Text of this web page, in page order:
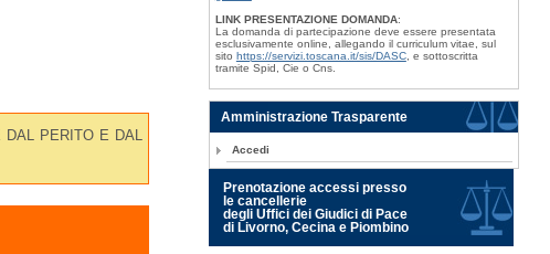
DAL PERITO E DAL
LINK PRESENTAZIONE DOMANDA:
La domanda di partecipazione deve essere presentata
esclusivamente online, allegando il curriculum vitae, sul
sito https://servizi.toscana.it/sis/DASC, e sottoscritta
tramite Spid, Cie o Cns.
Amministrazione Trasparente
Accedi
Prenotazione accessi presso
le cancellerie
degli Uffici dei Giudici di Pace
di Livorno, Cecina e Piombino